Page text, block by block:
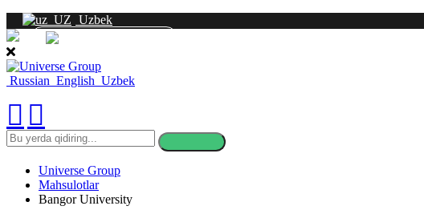
Uzbek
Russian English Uzbek
bu
yerda
qidiringUniverse Group
Mahsulotlar
Bangor University